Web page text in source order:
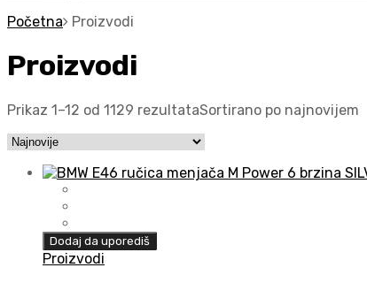
Početna
Proizvodi
Proizvodi
Prikaz 1–12 od 1129 rezultataSortirano po najnovijem
Dodaj da uporediš
Proizvodi